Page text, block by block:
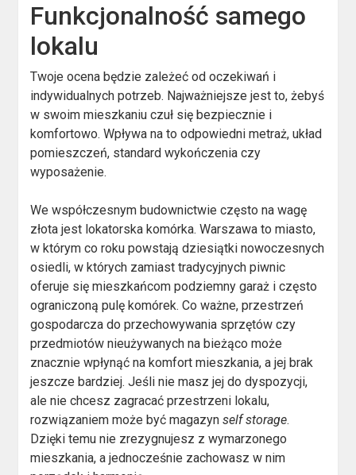
Funkcjonalność samego
lokalu
Twoje ocena będzie zależeć od oczekiwań i
indywidualnych potrzeb. Najważniejsze jest to, żebyś
w swoim mieszkaniu czuł się bezpiecznie i
komfortowo. Wpływa na to odpowiedni metraż, układ
pomieszczeń, standard wykończenia czy
wyposażenie.
We współczesnym budownictwie często na wagę
złota jest lokatorska komórka. Warszawa to miasto,
w którym co roku powstają dziesiątki nowoczesnych
osiedli, w których zamiast tradycyjnych piwnic
oferuje się mieszkańcom podziemny garaż i często
ograniczoną pulę komórek. Co ważne, przestrzeń
gospodarcza do przechowywania sprzętów czy
przedmiotów nieużywanych na bieżąco może
znacznie wpłynąć na komfort mieszkania, a jej brak
jeszcze bardziej. Jeśli nie masz jej do dyspozycji,
ale nie chcesz zagracać przestrzeni lokalu,
rozwiązaniem może być magazynself storage.
Dzięki temu nie zrezygnujesz z wymarzonego
mieszkania, a jednocześnie zachowasz w nim